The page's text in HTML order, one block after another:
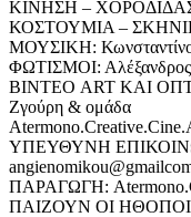
ΚΙΝΗΣΗ –
ΚΟΣΤΟΥΜΙΑ –
ΜΟΥΣΙΚΗ:
ΦΩΤΙΣΜΟΙ: Αλέξανδρος
ΒΙΝΤΕΟ ART ΚΑΙ
Ζγούρη & ομάδα
ΥΠΕΥΘΥΝΗ
ΠΑΡΑΓΩΓΗ:
ΠΑΙΖΟΥΝ ΟΙ